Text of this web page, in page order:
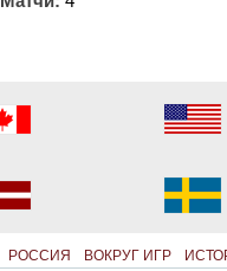
РОССИЯ ВОКРУГ ИГР